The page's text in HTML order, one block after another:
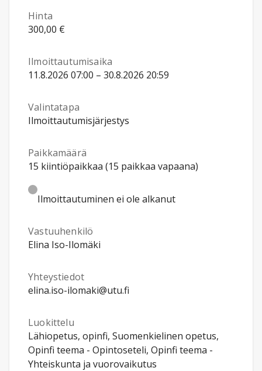
Hinta
300,00 €
Ilmoittautumisaika
11.8.2026 07:00 – 30.8.2026 20:59
Valintatapa
Ilmoittautumisjärjestys
Paikkamäärä
15 kiintiöpaikkaa (15 paikkaa vapaana)
Ilmoittautuminen ei ole alkanut
Vastuuhenkilö
Elina Iso-Ilomäki
Yhteystiedot
elina.iso-ilomaki@utu.fi
Luokittelu
Lähiopetus, opinfi, Suomenkielinen opetus,
Opinfi teema - Opintoseteli, Opinfi teema -
Yhteiskunta ja vuorovaikutus